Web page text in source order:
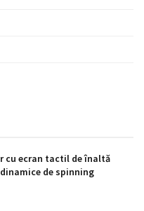
cu ecran tactil de înaltă
de spinning